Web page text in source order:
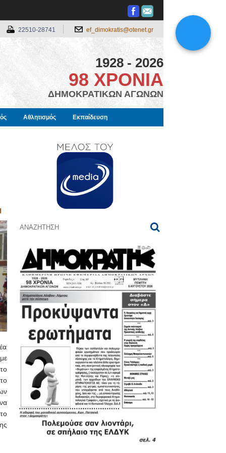
22510-28741 ef_dimokratis@otenet.gr
1928 - 2026
98 ΧΡΟΝΙΑ
ΔΗΜΟΚΡΑΤΙΚΩΝ ΑΓΩΝΩΝ
Αθλητισμός Εκπαίδευση